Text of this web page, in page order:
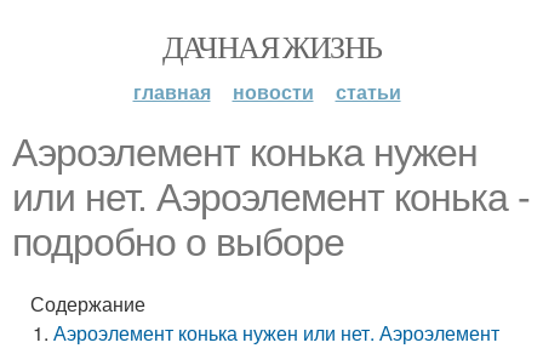
ДАЧНАЯ ЖИЗНЬ
главная новости статьи
Аэроэлемент конька нужен
или нет. Аэроэлемент конька -
подробно о выборе
Содержание
Аэроэлемент конька нужен или нет. Аэроэлемент